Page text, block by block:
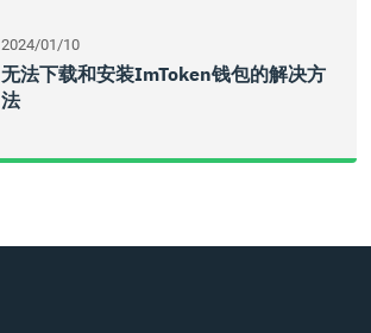
2024/01/10
无法下载和安装imToken钱包的解决方
法